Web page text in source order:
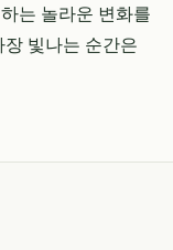
는 놀라운 변화를
빛나는 순간은